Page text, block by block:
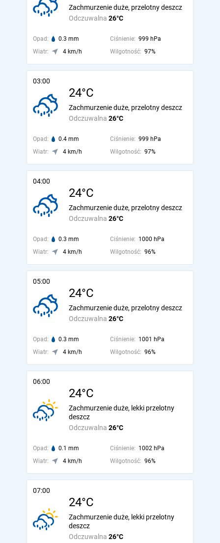
Odczuwalna 26°C
Zachmurzenie duże, przelotny deszcz
Opad: 0.3 mm Ciśnienie: 999 hPa
Wiatr:
4 km/h Wilgotność: 97%
03:00
24°C
Odczuwalna 26°C
Zachmurzenie duże, przelotny deszcz
Opad: 0.4 mm Ciśnienie: 999 hPa
Wiatr:
4 km/h Wilgotność: 97%
04:00
24°C
Odczuwalna 26°C
Zachmurzenie duże, przelotny deszcz
Opad: 0.3 mm Ciśnienie: 1000 hPa
Wiatr:
4 km/h Wilgotność: 96%
05:00
24°C
Odczuwalna 26°C
Zachmurzenie duże, przelotny deszcz
Opad: 0.3 mm Ciśnienie: 1001 hPa
Wiatr:
4 km/h Wilgotność: 96%
06:00
24°C
Odczuwalna 26°C
Zachmurzenie duże, lekki przelotny
deszcz
Opad: 0.1 mm Ciśnienie: 1002 hPa
Wiatr:
4 km/h Wilgotność: 96%
07:00
24°C
Odczuwalna 26°C
Zachmurzenie duże, lekki przelotny
deszcz